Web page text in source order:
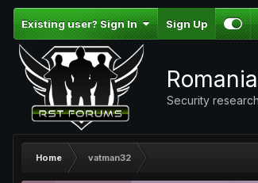
Existing user? Sign In Sign Up
Security research
Home vatman32